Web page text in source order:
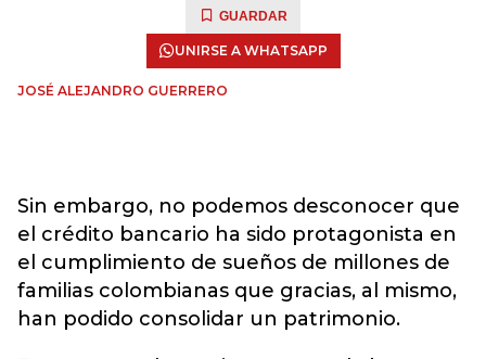
GUARDAR
UNIRSE A WHATSAPP
JOSÉ ALEJANDRO GUERRERO
Sin embargo, no podemos desconocer que
el crédito bancario ha sido protagonista en
el cumplimiento de sueños de millones de
familias colombianas que gracias, al mismo,
han podido consolidar un patrimonio.